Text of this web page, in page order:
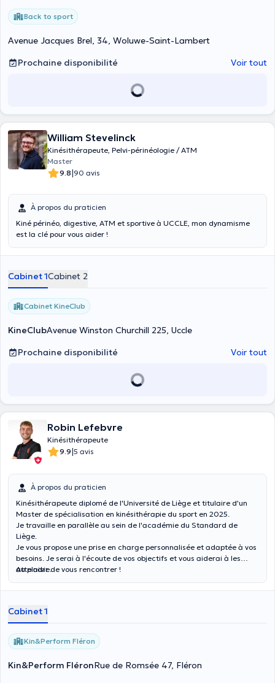
Back to sport
Avenue Jacques Brel, 34, Woluwe-Saint-Lambert
Prochaine disponibilité
Voir tout
William Stevelinck
Kinésithérapeute, Pelvi-périnéologie / ATM
Master
9.8|90 avis
À propos du praticien
Kiné périnéo, digestive, ATM et sportive à UCCLE, mon dynamisme
est la clé pour vous aider !
Cabinet 1Cabinet 2
Cabinet KineClub
KineClubAvenue Winston Churchill 225, Uccle
Prochaine disponibilité
Voir tout
Robin Lefebvre
Kinésithérapeute
9.9|5 avis
À propos du praticien
Kinésithérapeute diplomé de l'Université de Liège et titulaire d'un
Master de spécialisation en kinésithérapie du sport en 2025.
Je travaille en parallèle au sein de l'académie du Standard de
Liège.
Je vous propose une prise en charge personnalisée et adaptée à vos
besoins. Je serai à l'écoute de vos objectifs et vous aiderai à les
atteindre.
Au plaisir de vous rencontrer !
Cabinet 1
Kin&Perform Fléron
Kin&Perform FléronRue de Romsée 47, Fléron